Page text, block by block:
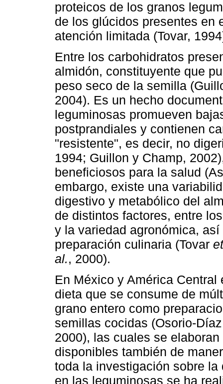
proteicos de los granos
de los glúcidos presentes en
atención limitada (Tovar,
Entre los carbohidratos
almidón, constituyente que
peso seco de la semilla
2004). Es un hecho
leguminosas promueven
postprandiales y contienen
"resistente", es decir, no
1994; Guillon y Champ,
beneficiosos para la salud
embargo, existe una
digestivo y metabólico del
de distintos factores, entre
y la variedad agronómica,
preparación culinaria (Tovar
al., 2000).
En México y América
dieta que se consume de
grano entero como
semillas cocidas (Osorio-
2000), las cuales se
disponibles también de
toda la investigación sobre
en las leguminosas se ha